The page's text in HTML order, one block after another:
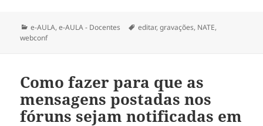
Categorias
e-AULA,e-AULA - Docentes Tags
editar,gravações, NATE,
webconf
Como fazer para que as
mensagens postadas nos
fóruns sejam notificadas em